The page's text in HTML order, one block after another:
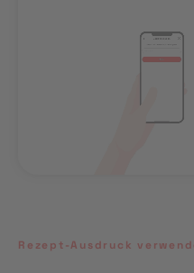
Rezept-Ausdruck